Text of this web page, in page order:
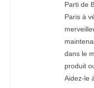
Parti de
Paris à
dans le
produit
Aidez-le